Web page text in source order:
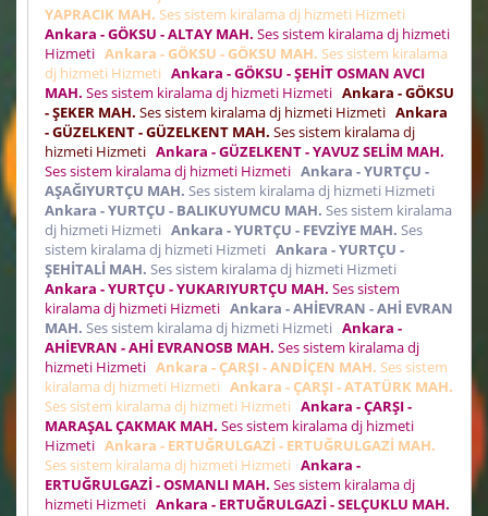
YAPRACIK MAH. Ses sistem kiralama dj hizmeti Hizmeti
Ankara - GÖKSU - ALTAY MAH. Ses sistem kiralama dj hizmeti
Hizmeti Ankara - GÖKSU - GÖKSU MAH. Ses sistem kiralama
dj hizmeti Hizmeti Ankara - GÖKSU - ŞEHİT OSMAN AVCI
MAH. Ses sistem kiralama dj hizmeti Hizmeti Ankara - GÖKSU
- ŞEKER MAH. Ses sistem kiralama dj hizmeti Hizmeti Ankara
- GÜZELKENT - GÜZELKENT MAH. Ses sistem kiralama dj
hizmeti Hizmeti Ankara - GÜZELKENT - YAVUZ SELİM MAH.
Ses sistem kiralama dj hizmeti Hizmeti Ankara - YURTÇU -
AŞAĞIYURTÇU MAH. Ses sistem kiralama dj hizmeti Hizmeti
Ankara - YURTÇU - BALIKUYUMCU MAH. Ses sistem kiralama
dj hizmeti Hizmeti Ankara - YURTÇU - FEVZİYE MAH. Ses
sistem kiralama dj hizmeti Hizmeti Ankara - YURTÇU -
ŞEHİTALİ MAH. Ses sistem kiralama dj hizmeti Hizmeti
Ankara - YURTÇU - YUKARIYURTÇU MAH. Ses sistem
kiralama dj hizmeti Hizmeti Ankara - AHİEVRAN - AHİ EVRAN
MAH. Ses sistem kiralama dj hizmeti Hizmeti Ankara -
AHİEVRAN - AHİ EVRANOSB MAH. Ses sistem kiralama dj
hizmeti Hizmeti Ankara - ÇARŞI - ANDİÇEN MAH. Ses sistem
kiralama dj hizmeti Hizmeti Ankara - ÇARŞI - ATATÜRK MAH.
Ses sistem kiralama dj hizmeti Hizmeti Ankara - ÇARŞI -
MARAŞAL ÇAKMAK MAH. Ses sistem kiralama dj hizmeti
Hizmeti Ankara - ERTUĞRULGAZİ - ERTUĞRULGAZİ MAH.
Ses sistem kiralama dj hizmeti Hizmeti Ankara -
ERTUĞRULGAZİ - OSMANLI MAH. Ses sistem kiralama dj
hizmeti Hizmeti Ankara - ERTUĞRULGAZİ - SELÇUKLU MAH.